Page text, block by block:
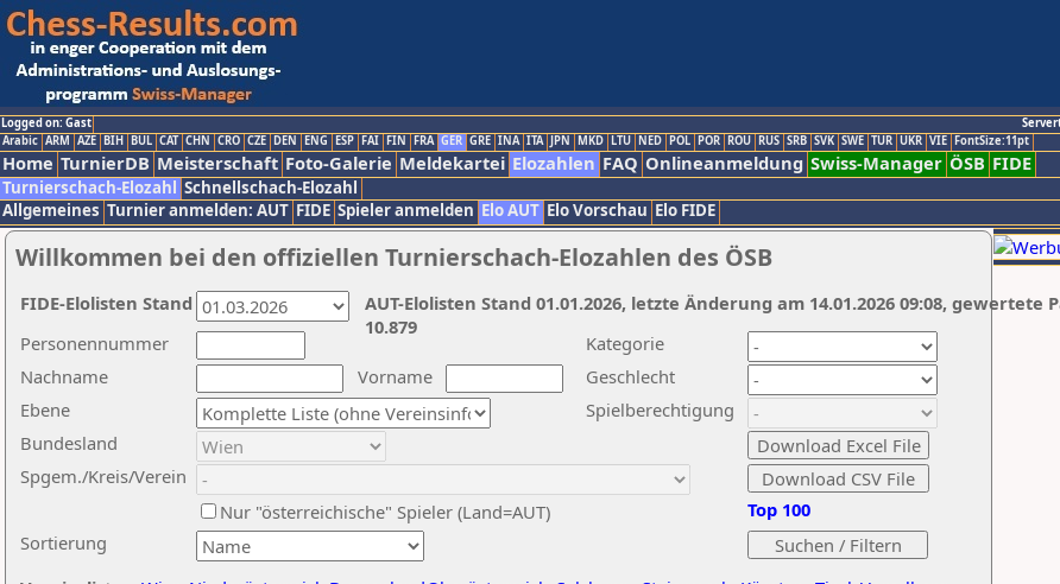
Logged on: Gast
Arabic ARM AZE BIH BUL CAT CHN CRO CZE DEN ENG ESP FAI FIN FRA GER GRE INA ITA JPN MKD LTU NED POL POR ROU RUS SRB SVK SWE TUR UKR VIE FontSize:11pt
Home TurnierDB Meisterschaft Foto-Galerie Meldekartei Elozahlen FAQ Onlineanmeldung Swiss-Manager ÖSB FIDE
Turnierschach-Elozahl Schnellschach-Elozahl
Allgemeines Turnier anmelden: AUT FIDE Spieler anmelden Elo AUT Elo Vorschau Elo FIDE
Willkommen bei den offiziellen Turnierschach-Elozahlen des ÖSB
Nachname
Vorname
Ebene
Kategorie
Sortierung
Personennummer
Bundesland
Spgem./Kreis/Verein
Geschlecht
Nur "österreichische" Spieler (Land=AUT)
Spielberechtigung
Top 100
AUT-Elolisten Stand 01.01.2026, letzte Änderung am 14.01.2026 09:08, gewertete
10.879
FIDE-Elolisten Stand